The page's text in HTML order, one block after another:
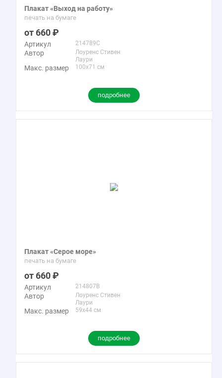
Плакат «Выход на работу»
печать на бумаге
660
Артикул 214789C
Автор
Лоуренс Стивен
Лаури
Макс. размер 100x71 см
подробнее
Плакат «Серое море»
печать на бумаге
660
Артикул 214807B
Автор
Лоуренс Стивен
Лаури
Макс. размер 59x44 см
подробнее